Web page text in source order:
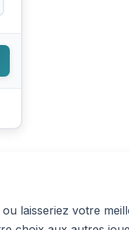
laisseriez votre